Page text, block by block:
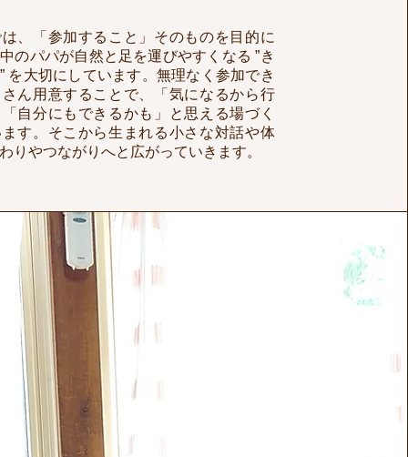
、「参加すること」そのものを目的に
のパパが自然と足を運びやすくなる ”き
を大切にしています。無理なく参加でき
ん用意することで、「気になるから行
自分にもできるかも」と思える場づく
す。そこから生まれる小さな対話や体
りやつながりへと広がっていきます。